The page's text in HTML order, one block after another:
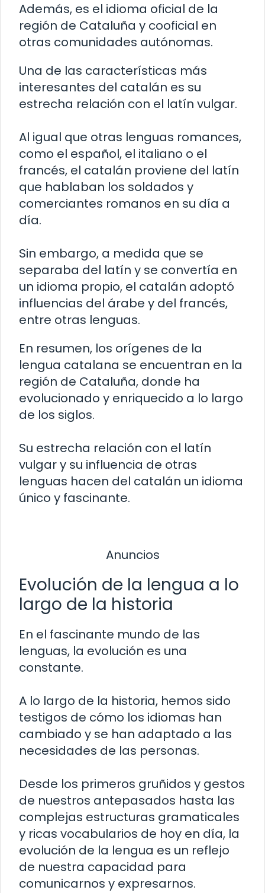
Además, es el idioma oficial de la
región de Cataluña y cooficial en
otras comunidades autónomas.
Una de las características más
interesantes del catalán es su
estrecha relación con el latín vulgar.
Al igual que otras lenguas romances,
como el español, el italiano o el
francés, el catalán proviene del latín
que hablaban los soldados y
comerciantes romanos en su día a
día.
Sin embargo, a medida que se
separaba del latín y se convertía en
un idioma propio, el catalán adoptó
influencias del árabe y del francés,
entre otras lenguas.
En resumen, los orígenes de la
lengua catalana se encuentran en la
región de Cataluña, donde ha
evolucionado y enriquecido a lo largo
de los siglos.
Su estrecha relación con el latín
vulgar y su influencia de otras
lenguas hacen del catalán un idioma
único y fascinante.
Anuncios
Evolución de la lengua a lo
largo de la historia
En el fascinante mundo de las
lenguas, la evolución es una
constante.
A lo largo de la historia, hemos sido
testigos de cómo los idiomas han
cambiado y se han adaptado a las
necesidades de las personas.
Desde los primeros gruñidos y gestos
de nuestros antepasados hasta las
complejas estructuras gramaticales
y ricas vocabularios de hoy en día, la
evolución de la lengua es un reflejo
de nuestra capacidad para
comunicarnos y expresarnos.